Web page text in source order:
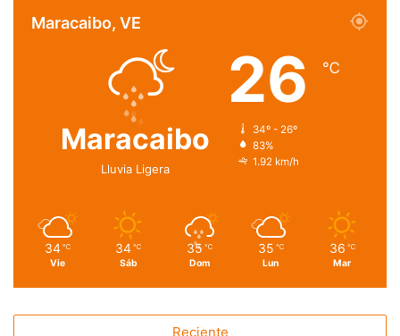
Maracaibo, VE
Maracaibo
Lluvia Ligera
26 ℃
34º - 26º
83%
1.92 km/h
34 ℃
Vie
34 ℃
Sáb
35 ℃
Dom
35 ℃
Lun
36 ℃
Mar
Reciente